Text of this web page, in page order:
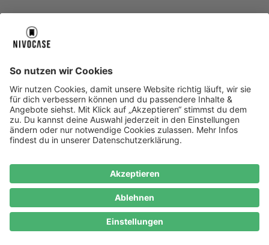
About NIVOCASE
Geschäftskunden
Zahlungsarten Versandinfos Alle Hilfe-Themen
Zufriedenheitsgarantie
Service
Service
AGB VERTRAG WIDERRUFEN Datenschutz
Ombudsmann
Barrierefreiheit Lieferantenkodex Bestell-Prozess
Samsung Handyhüllen
Handyhüllen Handyketten
Cookie Consent
* Preisangaben inkl. Mwst. und zzgl.Versandkosten